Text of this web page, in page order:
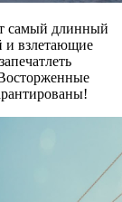
самый длинный
и взлетающие